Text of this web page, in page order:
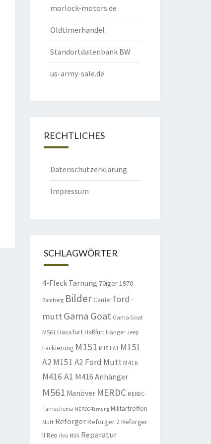
morlock-motors.de
Oldtimerhandel
Standortdatenbank BW
us-army-sale.de
RECHTLICHES
Datenschutzerklärung
Impressum
SCHLAGWÖRTER
4-Fleck Tarnung 70iger1970
Bamberg Bilder Carrier ford-
mutt Gama Goat Gama Goat
M561 Hassfurt Haßfurt Hänger Jeep
Lackierung M151 M151 A1 M151
A2 M151 A2 Ford Mutt M416
M416 A1 M416 Anhänger
M561 Manöver MERDC MERDC-
Tarnschema MERDC-Tarnung Militärtreffen
Mutt ReforgerReforger 2Reforger
II Reo Reo M35 Reparatur